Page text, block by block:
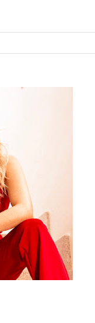
para
de fim